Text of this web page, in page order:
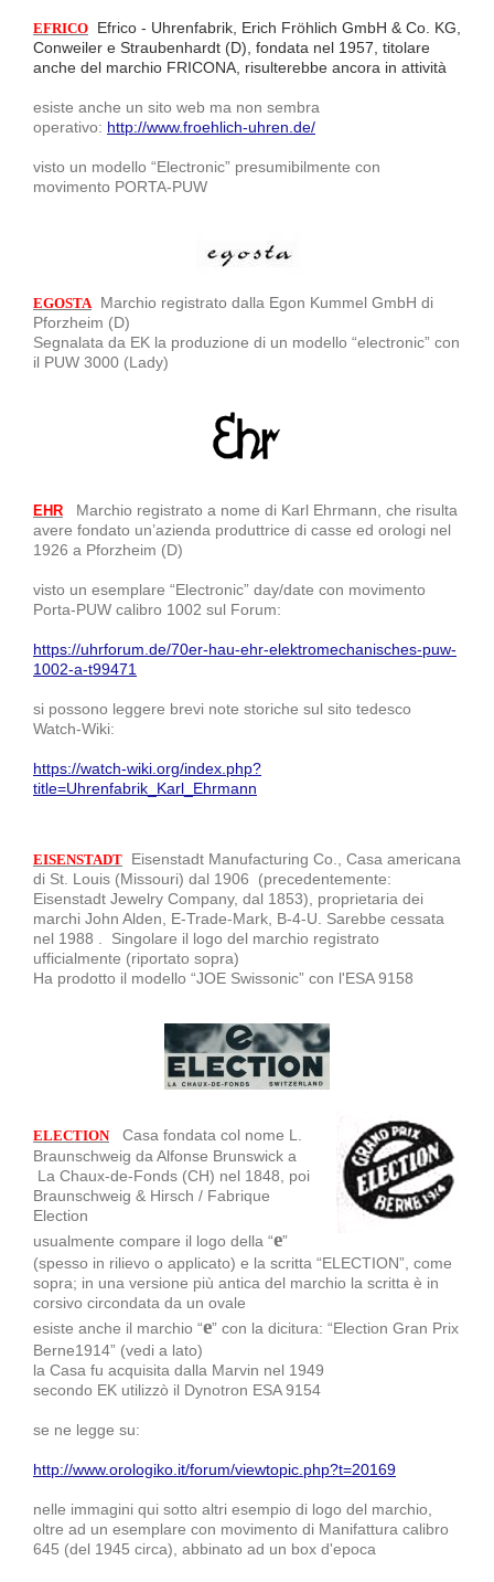
EFRICO Efrico - Uhrenfabrik, Erich Fröhlich GmbH & Co. KG,
Conweiler e Straubenhardt (D), fondata nel 1957, titolare
anche del marchio FRICONA, risulterebbe ancora in attività
esiste anche un sito web ma non sembra
operativo: http://www.froehlich-uhren.de/
visto un modello “Electronic” presumibilmente con
movimento PORTA-PUW
EGOSTA Marchio registrato dalla Egon Kummel GmbH di
Pforzheim (D)
Segnalata da EK la produzione di un modello “electronic” con
il PUW 3000 (Lady)
EHR Marchio registrato a nome di Karl Ehrmann, che risulta
avere fondato un’azienda produttrice di casse ed orologi nel
1926 a Pforzheim (D)
visto un esemplare “Electronic” day/date con movimento
Porta-PUW calibro 1002 sul Forum:
https://uhrforum.de/70er-hau-ehr-elektromechanisches-puw-
1002-a-t99471
si possono leggere brevi note storiche sul sito tedesco
Watch-Wiki:
https://watch-wiki.org/index.php?
title=Uhrenfabrik_Karl_Ehrmann
EISENSTADT Eisenstadt Manufacturing Co., Casa americana
di St. Louis (Missouri) dal 1906 (precedentemente:
Eisenstadt Jewelry Company, dal 1853), proprietaria dei
marchi John Alden, E-Trade-Mark, B-4-U. Sarebbe cessata
nel 1988 . Singolare il logo del marchio registrato
ufficialmente (riportato sopra)
Ha prodotto il modello “JOE Swissonic” con l'ESA 9158
ELECTION
Casa fondata col nome L.
Braunschweig da Alfonse Brunswick a
La Chaux-de-Fonds (CH) nel 1848, poi
Braunschweig & Hirsch / Fabrique
Election
usualmente compare il logo della “e”
(spesso in rilievo o applicato) e la scritta “ELECTION”, come
sopra; in una versione più antica del marchio la scritta è in
corsivo circondata da un ovale
esiste anche il marchio “e” con la dicitura: “Election Gran Prix
Berne1914” (vedi a lato)
la Casa fu acquisita dalla Marvin nel 1949
secondo EK utilizzò il Dynotron ESA 9154
se ne legge su:
http://www.orologiko.it/forum/viewtopic.php?t=20169
nelle immagini qui sotto altri esempio di logo del marchio,
oltre ad un esemplare con movimento di Manifattura calibro
645 (del 1945 circa), abbinato ad un box d'epoca